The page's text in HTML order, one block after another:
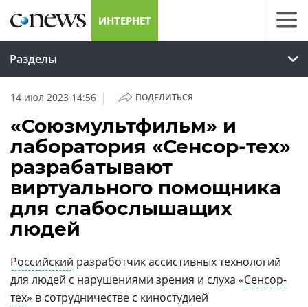
ИНТЕРНЕТ
Разделы
14 июл 2023 14:56 | ПОДЕЛИТЬСЯ
«Союзмультфильм» и
лаборатория «Сенсор-тех»
разрабатывают
виртуального помощника
для слабослышащих
людей
Российский разработчик ассистивных технологий
для людей с нарушениями зрения и слуха «Сенсор-
тех» в сотрудничестве с киностудией